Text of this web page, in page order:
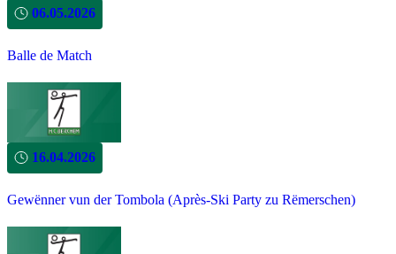
06.05.2026
Balle de Match
16.04.2026
Gewënner vun der Tombola (Après-Ski Party zu Rëmerschen)